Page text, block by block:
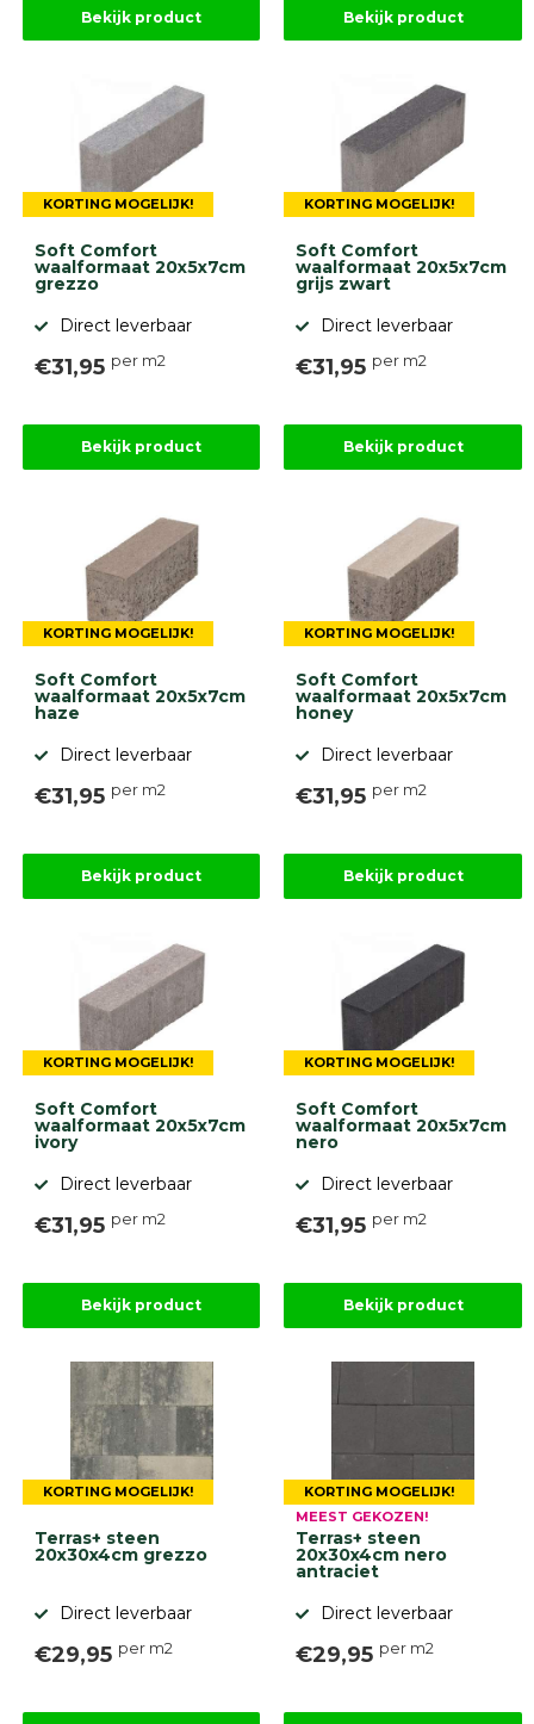
Bekijk product Bekijk product
KORTING MOGELIJK!
Soft Comfort
waalformaat 20x5x7cm
grezzo
Direct leverbaar
€31,95 per m2
Bekijk product
KORTING MOGELIJK!
Soft Comfort
waalformaat 20x5x7cm
grijs zwart
Direct leverbaar
€31,95 per m2
Bekijk product
KORTING MOGELIJK!
Soft Comfort
waalformaat 20x5x7cm
haze
Direct leverbaar
€31,95 per m2
Bekijk product
KORTING MOGELIJK!
Soft Comfort
waalformaat 20x5x7cm
honey
Direct leverbaar
€31,95 per m2
Bekijk product
KORTING MOGELIJK!
Soft Comfort
waalformaat 20x5x7cm
ivory
Direct leverbaar
€31,95 per m2
Bekijk product
KORTING MOGELIJK!
Soft Comfort
waalformaat 20x5x7cm
nero
Direct leverbaar
€31,95 per m2
Bekijk product
KORTING MOGELIJK!
Terras+ steen
20x30x4cm grezzo
Direct leverbaar
€29,95 per m2
KORTING MOGELIJK!
MEEST GEKOZEN!
Terras+ steen
20x30x4cm nero
antraciet
Direct leverbaar
€29,95 per m2